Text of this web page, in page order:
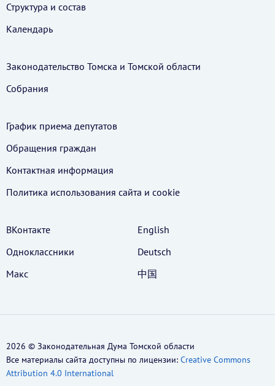
Структура и состав
Календарь
Законодательство Томска и Томской области
Собрания
График приема депутатов
Обращения граждан
Контактная информация
Политика использования cайта и cookie
ВКонтакте
Одноклассники
Макс
English
Deutsch
中国
2026 © Законодательная Дума Томской области
Все материалы сайта доступны по лицензии: Creative Commons
Attribution 4.0 International